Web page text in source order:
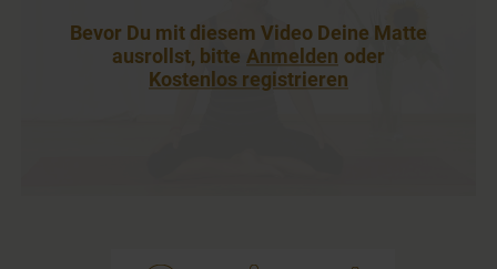
Bevor Du mit diesem Video Deine Matte
ausrollst, bitte Anmelden oder
Kostenlos registrieren